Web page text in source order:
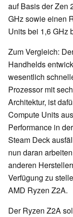
auf Basis der Zen
GHz sowie einen
Units bei 1,6 GHz
Zum Vergleich:
Handhelds
wesentlich
Prozessor mit
Architektur, ist
Compute Units
Performance in
Steam Deck
nun daran
anderen
Verfügung zu
AMD Ryzen Z2A.
Der Ryzen Z2A